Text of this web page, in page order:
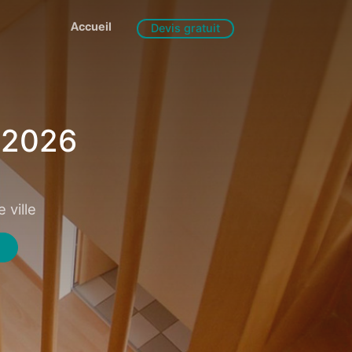
Accueil Devis gratuit
ville